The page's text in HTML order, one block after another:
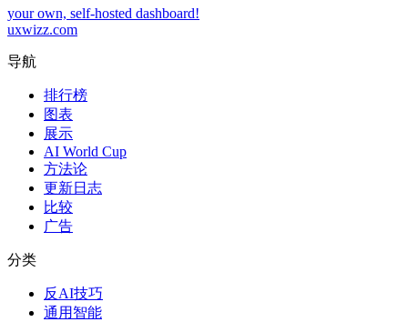
your own, self-hosted dashboard!
uxwizz.com
导航
排行榜
图表
展示
AI World Cup
方法论
更新日志
比较
广告
分类
反AI技巧
通用智能